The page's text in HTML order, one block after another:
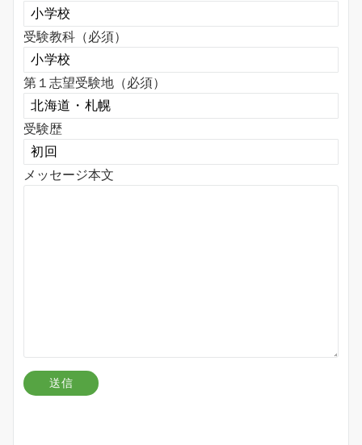
受験教科（必須）
第１志望受験地（必須）
受験歴
メッセージ本文